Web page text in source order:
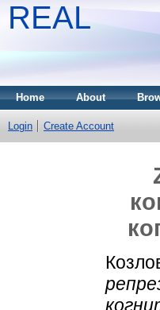
REAL
Home About
Login Create Account